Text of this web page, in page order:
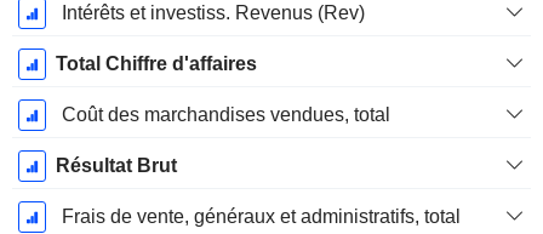
AvrilIntérêts et investiss. Revenus (Rev)
Total Chiffre d'affaires
Coût des marchandises vendues, total
Résultat Brut
Frais de vente, généraux et administratifs, total